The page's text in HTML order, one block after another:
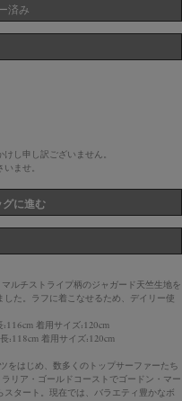
済み
し申し訳ございません。
ませ。
に進む
ルチストライプ柄のジャガード天竺生地を
た。ラフに着こなせるため、デイリー使
着用サイズ:120cm
:118cm 着用サイズ:120cm
をはじめ、数多くのトップサーファーたち
リア・ゴールドコーストでゴードン・マー
タート。現在では、バラエティ豊かなボ